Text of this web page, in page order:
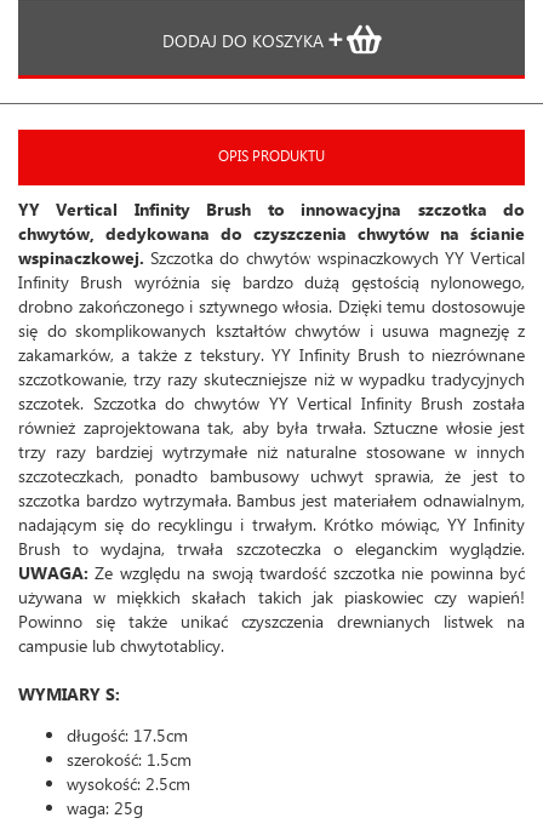
DODAJ DO KOSZYKA
OPIS PRODUKTU
YY Vertical Infinity Brush to innowacyjna szczotka do
chwytów, dedykowana do czyszczenia chwytów na ścianie
wspinaczkowej. Szczotka do chwytów wspinaczkowych YY Vertical
Infinity Brush wyróżnia się bardzo dużą gęstością nylonowego,
drobno zakończonego i sztywnego włosia. Dzięki temu dostosowuje
się do skomplikowanych kształtów chwytów i usuwa magnezję z
zakamarków, a także z tekstury. YY Infinity Brush to niezrównane
szczotkowanie, trzy razy skuteczniejsze niż w wypadku tradycyjnych
szczotek. Szczotka do chwytów YY Vertical Infinity Brush została
również zaprojektowana tak, aby była trwała. Sztuczne włosie jest
trzy razy bardziej wytrzymałe niż naturalne stosowane w innych
szczoteczkach, ponadto bambusowy uchwyt sprawia, że ​​jest to
szczotka bardzo wytrzymała. Bambus jest materiałem odnawialnym,
nadającym się do recyklingu i trwałym. Krótko mówiąc, YY Infinity
Brush to wydajna, trwała szczoteczka o eleganckim wyglądzie.
UWAGA: Ze względu na swoją twardość szczotka nie powinna być
używana w miękkich skałach takich jak piaskowiec czy wapień!
Powinno się także unikać czyszczenia drewnianych listwek na
campusie lub chwytotablicy.
WYMIARY S:
długość: 17.5cm
szerokość: 1.5cm
wysokość: 2.5cm
waga: 25g